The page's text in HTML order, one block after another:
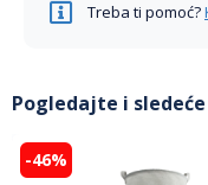
Treba ti pomoć?
Pogledajte i
-46%